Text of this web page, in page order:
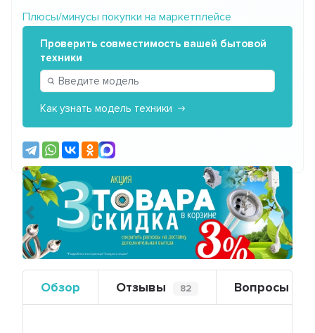
Плюсы/минусы покупки на маркетплейсе
Проверить совместимость вашей бытовой
техники
Как узнать модель техники
Предыдущий
Обзор Отзывы 82 Вопросы